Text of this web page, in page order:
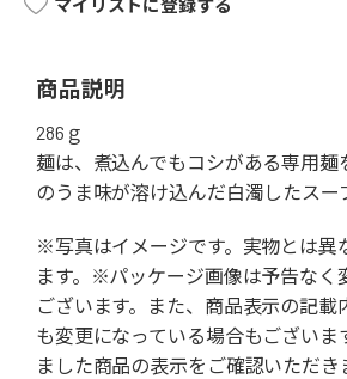
マイリストに登録する
商品説明
286ｇ
麺は、煮込んでもコシがある専用麺
のうま味が溶け込んだ白濁したスー
※写真はイメージです。実物とは異
ます。※パッケージ画像は予告なく
ございます。また、商品表示の記載
も変更になっている場合もございま
ました商品の表示をご確認いただき